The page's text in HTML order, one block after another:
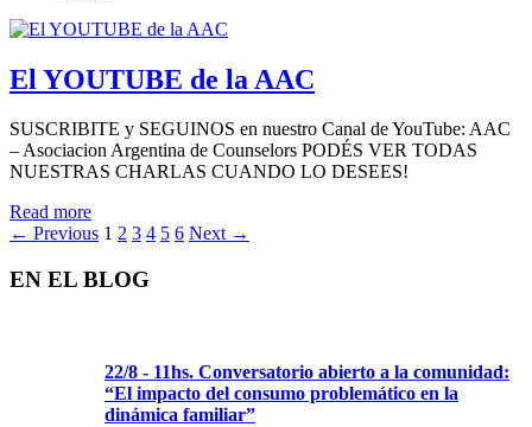
El YOUTUBE de la AAC
SUSCRIBITE y SEGUINOS en nuestro Canal de YouTube: AAC
– Asociacion Argentina de Counselors PODÉS VER TODAS
NUESTRAS CHARLAS CUANDO LO DESEES!
Read more
← Previous 1 2 3 4 5 6 Next →
EN EL BLOG
22/8 - 11hs. Conversatorio abierto a la comunidad:
“El impacto del consumo problemático en la
dinámica familiar”